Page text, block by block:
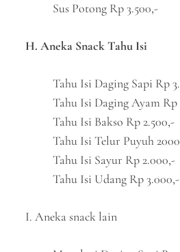
Sus Potong Rp 3.500,-
H. Aneka Snack Tahu Isi
Tahu Isi Daging Sapi Rp
Tahu Isi Daging Ayam Rp
Tahu Isi Bakso Rp 2.500,-
Tahu Isi Telur Puyuh
Tahu Isi Sayur Rp 2.000,-
Tahu Isi Udang Rp 3.000,-
I. Aneka snack lain